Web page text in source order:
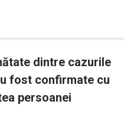
dintre cazurile
fost confirmate cu
persoanei